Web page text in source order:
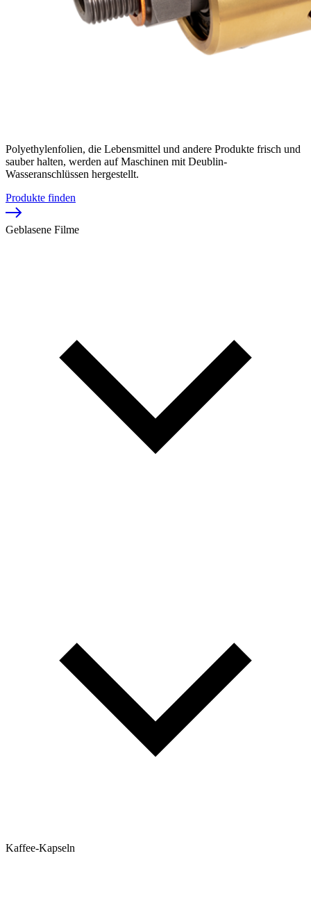
Polyethylenfolien, die Lebensmittel und andere Produkte frisch und
sauber halten, werden auf Maschinen mit Deublin-
Wasseranschlüssen hergestellt.
Produkte finden
Geblasene Filme
Kaffee-Kapseln